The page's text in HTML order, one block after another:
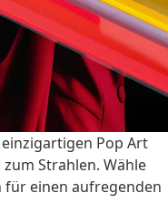
Pop Art
Strahlen. Wähle
einen aufregenden